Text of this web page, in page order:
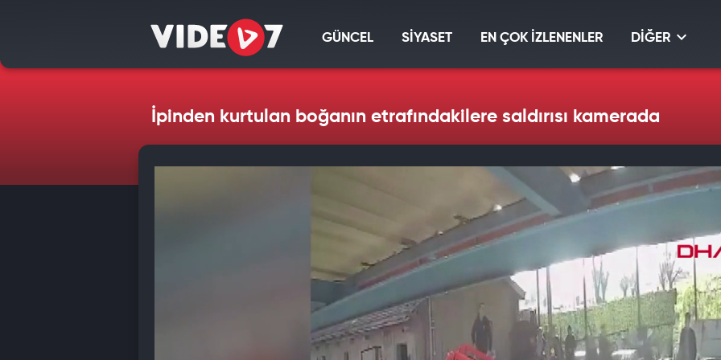
GÜNCEL SİYASET EN ÇOK İZLENENLER DİĞER
İpinden kurtulan boğanın etrafındakilere saldırısı kamerada